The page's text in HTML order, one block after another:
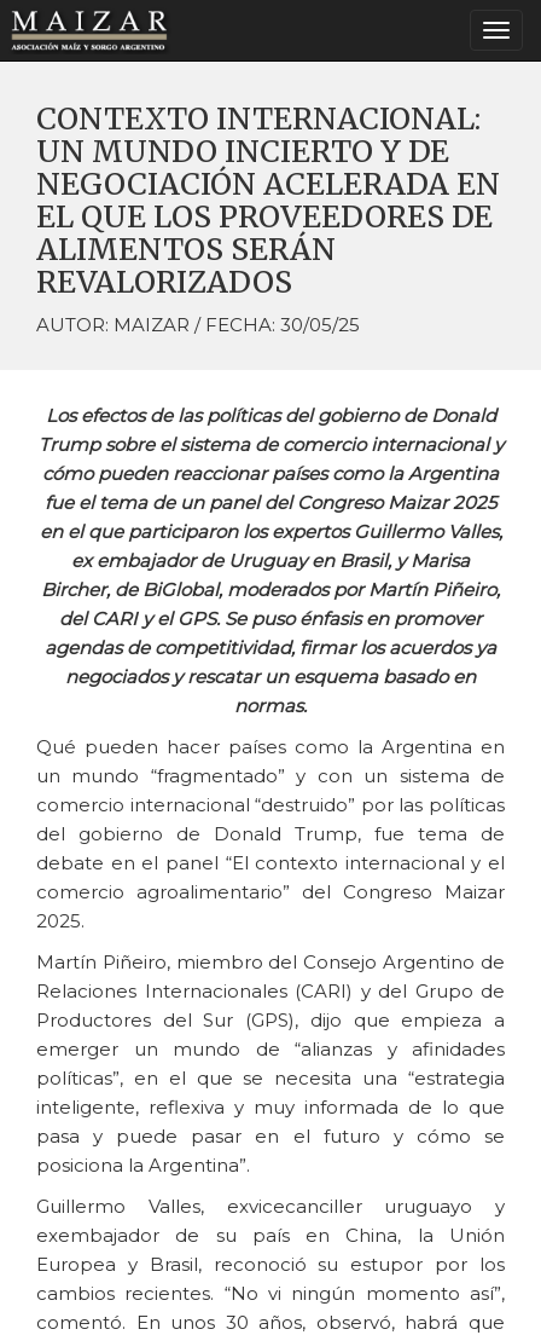
CONTEXTO INTERNACIONAL:
UN MUNDO INCIERTO Y DE
NEGOCIACIÓN ACELERADA EN
EL QUE LOS PROVEEDORES DE
ALIMENTOS SERÁN
REVALORIZADOS
AUTOR: MAIZAR / FECHA: 30/05/25
Los efectos de las políticas del gobierno de Donald
Trump sobre el sistema de comercio internacional y
cómo pueden reaccionar países como la Argentina
fue el tema de un panel del Congreso Maizar 2025
en el que participaron los expertos Guillermo Valles,
ex embajador de Uruguay en Brasil, y Marisa
Bircher, de BiGlobal, moderados por Martín Piñeiro,
del CARI y el GPS. Se puso énfasis en promover
agendas de competitividad, firmar los acuerdos ya
negociados y rescatar un esquema basado en
normas.
Qué pueden hacer países como la Argentina en
un mundo “fragmentado” y con un sistema de
comercio internacional “destruido” por las políticas
del gobierno de Donald Trump, fue tema de
debate en el panel “El contexto internacional y el
comercio agroalimentario” del Congreso Maizar
2025.
Martín Piñeiro, miembro del Consejo Argentino de
Relaciones Internacionales (CARI) y del Grupo de
Productores del Sur (GPS), dijo que empieza a
emerger un mundo de “alianzas y afinidades
políticas”, en el que se necesita una “estrategia
inteligente, reflexiva y muy informada de lo que
pasa y puede pasar en el futuro y cómo se
posiciona la Argentina”.
Guillermo Valles, exvicecanciller uruguayo y
exembajador de su país en China, la Unión
Europea y Brasil, reconoció su estupor por los
cambios recientes. “No vi ningún momento así”,
comentó. En unos 30 años, observó, habrá que